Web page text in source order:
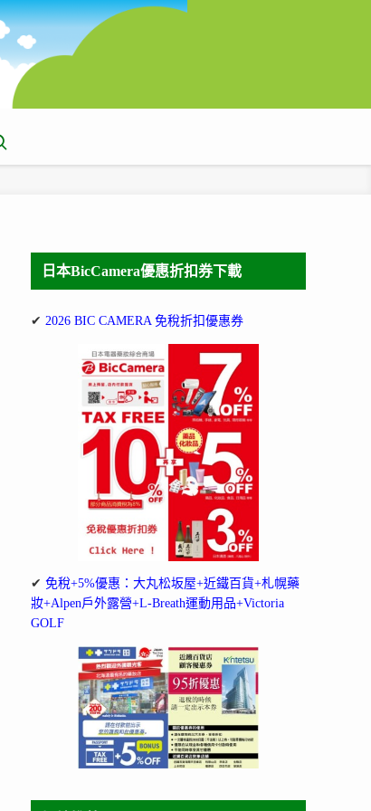
日本BicCamera優惠折扣券下載
✔ 2026 BIC CAMERA 免稅折扣優惠券
✔ 免稅+5%優惠：大丸松坂屋+近鐵百貨+札幌藥
妝+Alpen戶外露營+L-Breath運動用品+Victoria
GOLF